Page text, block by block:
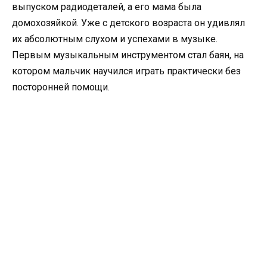
выпуском радиодеталей, а его мама была
домохозяйкой. Уже с детского возраста он удивлял
их абсолютным слухом и успехами в музыке.
Первым музыкальным инструментом стал баян, на
котором мальчик научился играть практически без
посторонней помощи.